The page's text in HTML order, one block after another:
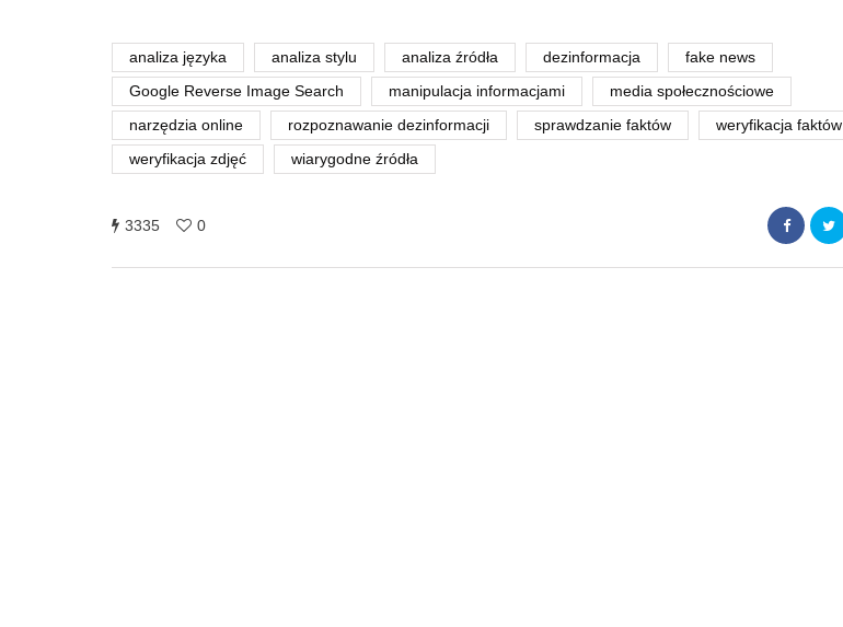
analiza języka analiza stylu analiza źródła dezinformacja fake news
Google Reverse Image Search manipulacja informacjami media społecznościowe
narzędzia online rozpoznawanie dezinformacji sprawdzanie faktów weryfikacja faktów
weryfikacja zdjęć wiarygodne źródła
3335 0